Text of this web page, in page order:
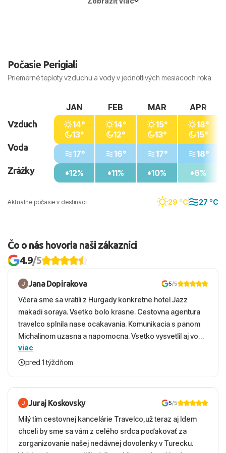
Počasie Perigiali
Priemerné teploty vzduchu a vody v jednotlivých mesiacoch roka
Aktuálne počasie v destinacii 29 °C 27 °C
Vzduch
Voda
Zrážky
JAN
14°
13°
17°
12%
FEB
14°
12°
16°
11%
MAR
15°
13°
17°
10%
APR
18°
15°
18°
6%
Čo o nás hovoria naši zákazníci
4.9/5
Jana Dopirakova 5/5
Včera sme sa vratili z Hurgady konkretne hotel Jazz
makadi soraya. Vsetko bolo krasne. Cestovna agentura
travelco splnila nase ocakavania. Komunikacia s panom
Michalinom uzasna a napomocna. Vsetko vysvetlil aj vo
vecernych hodinach zaco sa ospravedlnujem. Hotel
krasny, cisty. Sluzby top. Strava, prostredie, more,
viac
pred 1 týždňom
Juraj Koskovsky 5/5
Milý tím cestovnej kancelárie Travelco,už teraz aj Idem
chceli by sme sa vám z celého srdca poďakovať za
zorganizovanie našej nedávnej dovolenky v Turecku.